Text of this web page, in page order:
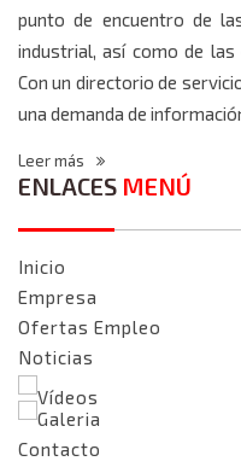
punto de encuentro de
industrial, así como de las
Con un directorio de
una demanda de
Leer más
ENLACES MENÚ
Inicio
Empresa
Ofertas Empleo
Noticias
Vídeos
Galeria
Contacto